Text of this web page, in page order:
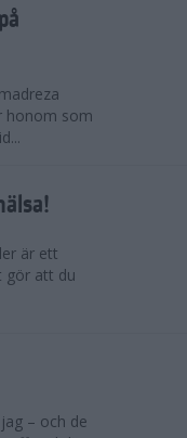
honom som
är ett
gör att du
– och de